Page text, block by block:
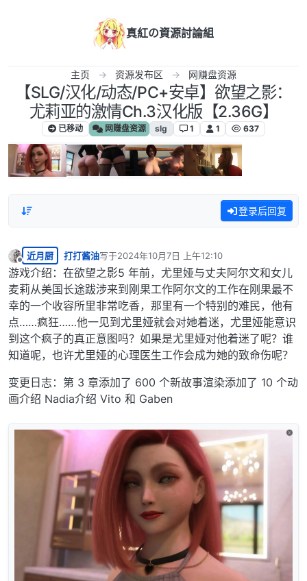
真紅の資源討論組
主页 资源发布区 网赚盘资源
【SLG/汉化/动态/PC+安卓】欲望之影：
尤莉亚的激情Ch.3汉化版【2.36G】
已移动 网赚盘资源 slg 1 1 637
登录后回复
离线
近月厨 打打酱油写于2024年10月7日 上午12:10
最后由 编辑
游戏介绍：在欲望之影5 年前，尤里娅与丈夫阿尔文和女儿
麦莉从美国长途跋涉来到刚果工作阿尔文的工作在刚果最不
幸的一个收容所里非常吃香，那里有一个特别的难民，他有
点……疯狂……他一见到尤里娅就会对她着迷，尤里娅能意识
到这个疯子的真正意图吗？如果是尤里娅对他着迷了呢？谁
知道呢，也许尤里娅的心理医生工作会成为她的致命伤呢？
变更日志：第 3 章添加了 600 个新故事渲染添加了 10 个动
画介绍 Nadia介绍 Vito 和 Gaben